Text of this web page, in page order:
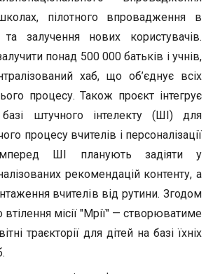
пілотного впровадження в
залучення нових користувачів.
понад 500 000 батьків і учнів,
хаб, що об’єднує всіх
процесу. Також проєкт інтегрує
штучного інтелекту (ШІ) для
процесу вчителів і персоналізації
ШІ планують задіяти у
рекомендацій контенту, а
вчителів від рутини. Згодом
місії "Мрії" — створюватиме
траєкторії для дітей на базі їхніх